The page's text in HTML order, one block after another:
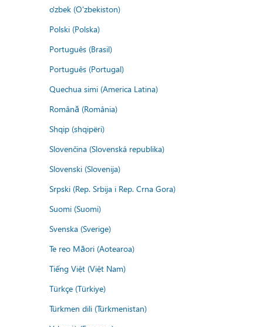
o'zbek (O'zbekiston)
Polski (Polska)
Português (Brasil)
Português (Portugal)
Quechua simi (America Latina)
Română (România)
Shqip (shqipëri)
Slovenčina (Slovenská republika)
Slovenski (Slovenija)
Srpski (Rep. Srbija i Rep. Crna Gora)
Suomi (Suomi)
Svenska (Sverige)
Te reo Māori (Aotearoa)
Tiếng Việt (Việt Nam)
Türkçe (Türkiye)
Türkmen dili (Türkmenistan)